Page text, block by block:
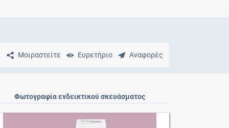
Μοιραστείτε Ευρετήριο Αναφορές
Φωτογραφία ενδεικτικού σκευάσματος